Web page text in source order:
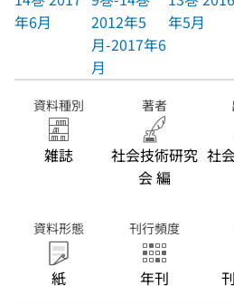
年6月
2012年5
月-2017年6
月
年5月
資料種別
雑誌
著者
社会技術研究
会 編
社
資料形態
紙
刊行頻度
年刊